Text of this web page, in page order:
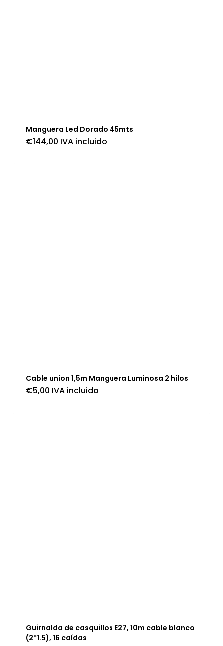
Manguera Led Dorado 45mts
€144,00 IVA incluido
Cable union 1,5m Manguera Luminosa 2 hilos
€5,00 IVA incluido
Guirnalda de casquillos E27, 10m cable blanco
(2*1.5), 16 caídas